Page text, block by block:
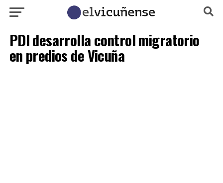
PDI desarrolla control migratorio
en predios de Vicuña